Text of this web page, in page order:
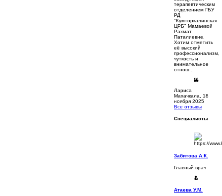
терапевтическим
отделением ГБУ
РД
"Кумторкалинская
ЦРБ" Мамаевой
Рахмат
Паталиевне.
Хотим отметить
её высокий
профессионализм,
чуткость и
внимательное
отнош...
Лариса
Махачкала, 18
ноября 2025
Все отзывы
Специалисты
Забитова А.К.
Главный врач
Атаева У.М.